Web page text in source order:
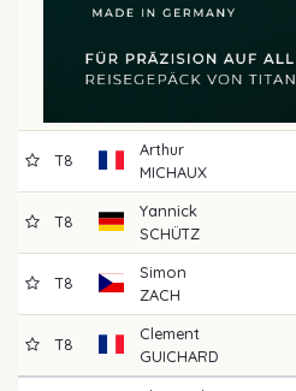
T8
Arthur
MICHAUX
T8
Yannick
SCHÜTZ
T8
Simon
ZACH
T8
Clement
GUICHARD